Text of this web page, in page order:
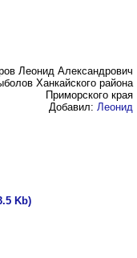
Леонид Александрович
Ханкайского района
Приморского края
Добавил: Леонид
Kb)